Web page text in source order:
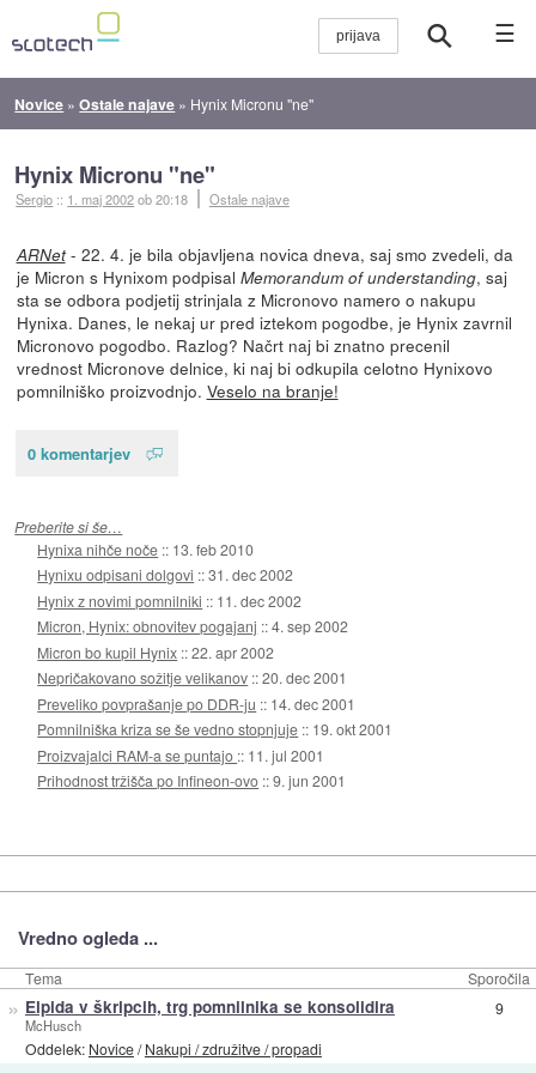
☰
Novice »Ostale najave » Hynix Micronu "ne"
Hynix Micronu "ne"
Sergio :: 1. maj 2002ob 20:18 Ostale najave
ARNet- 22. 4. je bila objavljena novica dneva, saj smo zvedeli, da
je Micron s Hynixom podpisal Memorandum of understanding, saj
sta se odbora podjetij strinjala z Micronovo namero o nakupu
Hynixa. Danes, le nekaj ur pred iztekom pogodbe, je Hynix zavrnil
Micronovo pogodbo. Razlog? Načrt naj bi znatno precenil
vrednost Micronove delnice, ki naj bi odkupila celotno Hynixovo
pomnilniško proizvodnjo. Veselo na branje!
0 komentarjev
Preberite si še…
Hynixa nihče noče :: 13. feb 2010
Hynixu odpisani dolgovi ::31. dec 2002
Hynix z novimi pomnilniki :: 11. dec 2002
Micron, Hynix: obnovitev pogajanj ::4. sep 2002
Micron bo kupil Hynix ::22. apr 2002
Nepričakovano sožitje velikanov ::20. dec 2001
Preveliko povprašanje po DDR-ju :: 14. dec 2001
Pomnilniška kriza se še vedno stopnjuje :: 19. okt 2001
Proizvajalci RAM-a se puntajo :: 11. jul 2001
Prihodnost tržišča po Infineon-ovo ::9. jun 2001
Vredno ogleda ...
Tema Sporočila
» Elpida v škripcih, trg pomnilnika se konsolidira
McHusch
Oddelek: Novice/Nakupi / združitve / propadi
9